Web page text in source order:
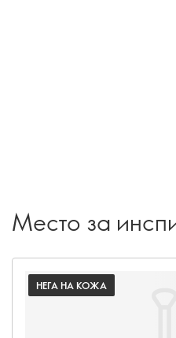
Место за
НЕГА НА КОЖА